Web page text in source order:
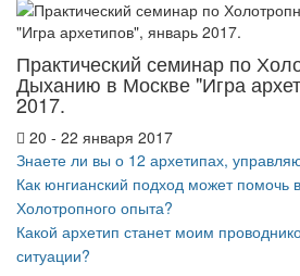
Практический семинар по
Дыханию в Москве "Игра
2017.
20 - 22 января 2017
Знаете ли вы о 12 архетипах,
Как юнгианский подход может помочь
Холотропного опыта?
Какой архетип станет моим
ситуации?